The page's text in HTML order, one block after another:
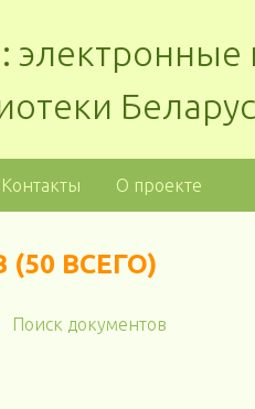
Контакты О проекте
ВСЕГО)
Поиск документов